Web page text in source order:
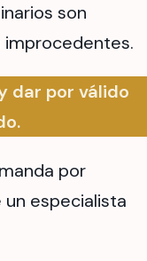
son
improcedentes.
dar por válido
por
especialista